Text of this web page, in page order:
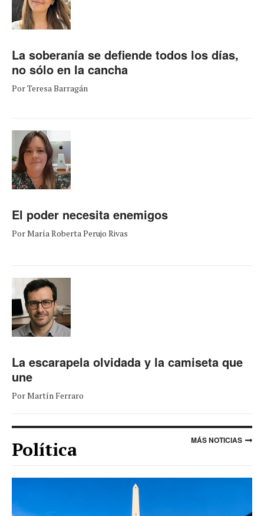
La soberanía se defiende todos los días,
no sólo en la cancha
Por Teresa Barragán
El poder necesita enemigos
Por María Roberta Perujo Rivas
La escarapela olvidada y la camiseta que
une
Por Martín Ferraro
Política MÁS NOTICIAS